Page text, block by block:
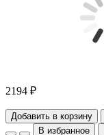
2194 ₽
Добавить в корзину
В избранное